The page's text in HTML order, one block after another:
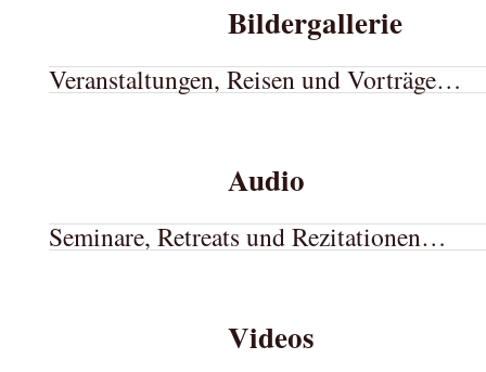
Bildergallerie
Veranstaltungen, Reisen und Vorträge…
Audio
Seminare, Retreats und Rezitationen…
Videos